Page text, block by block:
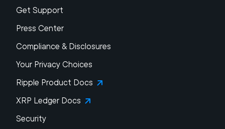
Get Support
Press Center
Compliance & Disclosures
Your Privacy Choices
Ripple Product Docs
XRP Ledger Docs
Security